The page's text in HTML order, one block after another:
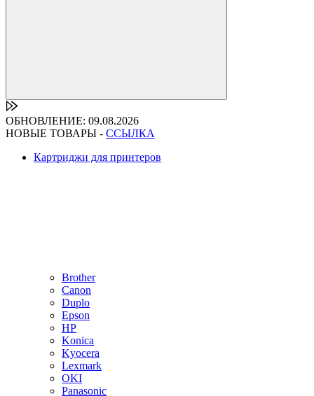
ОБНОВЛЕНИЕ: 09.08.2026
НОВЫЕ ТОВАРЫ - ССЫЛКА
Картриджи для принтеров
Brother
Canon
Duplo
Epson
HP
Konica
Kyocera
Lexmark
OKI
Panasonic